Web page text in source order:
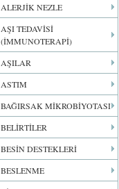
ALERJİK NEZLE
AŞI TEDAVİSİ
(İMMUNOTERAPİ)
AŞILAR
ASTIM
BAĞIRSAK MİKROBİYOTASI
BELİRTİLER
BESİN DESTEKLERİ
BESLENME